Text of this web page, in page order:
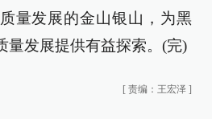
量发展的金山银山，为黑
量发展提供有益探索。(完)
[ 责编：王宏泽 ]